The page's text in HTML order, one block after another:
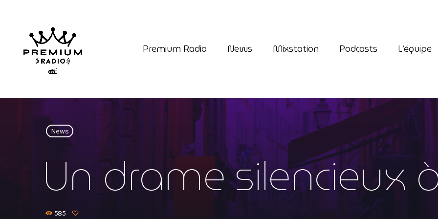
Premium Radio News Mixstation Podcasts L’équipe
News
Un drame silencieux
585